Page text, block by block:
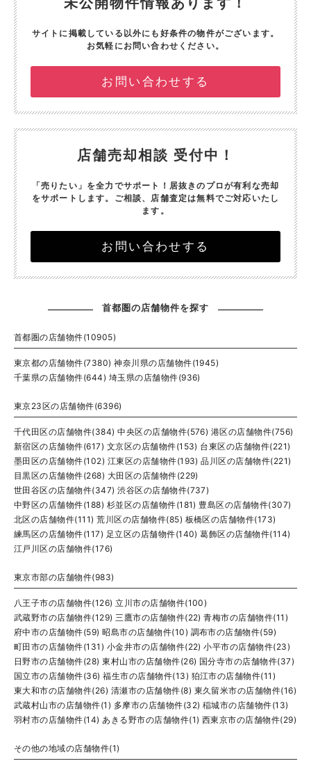
サイトに掲載している以外にも好条件の物件がございます。
お気軽にお問い合わせください。
お問い合わせする
店舗売却相談 受付中！
「売りたい」を全力でサポート！ 居抜きのプロが有利な売却
をサポートします。 ご相談、店舗査定は無料でご対応いたし
ます。
お問い合わせする
首都圏の店舗物件を探す
首都圏の店舗物件(10905)
東京都の店舗物件(7380) 神奈川県の店舗物件(1945)
千葉県の店舗物件(644) 埼玉県の店舗物件(936)
東京23区の店舗物件(6396)
千代田区の店舗物件(384) 中央区の店舗物件(576) 港区の店舗物件(756)
新宿区の店舗物件(617) 文京区の店舗物件(153) 台東区の店舗物件(221)
墨田区の店舗物件(102) 江東区の店舗物件(193) 品川区の店舗物件(221)
目黒区の店舗物件(268) 大田区の店舗物件(229)
世田谷区の店舗物件(347) 渋谷区の店舗物件(737)
中野区の店舗物件(188) 杉並区の店舗物件(181) 豊島区の店舗物件(307)
北区の店舗物件(111) 荒川区の店舗物件(85) 板橋区の店舗物件(173)
練馬区の店舗物件(117) 足立区の店舗物件(140) 葛飾区の店舗物件(114)
江戸川区の店舗物件(176)
東京市部の店舗物件(983)
八王子市の店舗物件(126) 立川市の店舗物件(100)
武蔵野市の店舗物件(129) 三鷹市の店舗物件(22) 青梅市の店舗物件(11)
府中市の店舗物件(59) 昭島市の店舗物件(10) 調布市の店舗物件(59)
町田市の店舗物件(131) 小金井市の店舗物件(22) 小平市の店舗物件(23)
日野市の店舗物件(28) 東村山市の店舗物件(26) 国分寺市の店舗物件(37)
国立市の店舗物件(36) 福生市の店舗物件(13) 狛江市の店舗物件(11)
東大和市の店舗物件(26) 清瀬市の店舗物件(8) 東久留米市の店舗物件(16)
武蔵村山市の店舗物件(1) 多摩市の店舗物件(32) 稲城市の店舗物件(13)
羽村市の店舗物件(14) あきる野市の店舗物件(1) 西東京市の店舗物件(29)
その他の地域の店舗物件(1)